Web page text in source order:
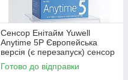
Сенсор Енітайм Yuwell
Anytime 5P Європейська
версія (є перезапуск) сенсор
безперервного моніторингу
глюкози (CGM) нового
Готово до відправки